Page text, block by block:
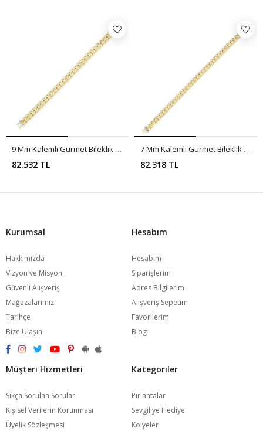
9 Mm Kalemli Gurmet Bileklik CA0060
82.532 TL
7 Mm Kalemli Gurmet Bileklik CA0059
82.318 TL
Kurumsal
Hakkımızda
Vizyon ve Misyon
Güvenli Alışveriş
Mağazalarımız
Tarihçe
Bize Ulaşın
Hesabım
Hesabım
Siparişlerim
Adres Bilgilerim
Alışveriş Sepetim
Favorilerim
Blog
Müşteri Hizmetleri
Sıkça Sorulan Sorular
Kişisel Verilerin Korunması
Üyelik Sözleşmesi
Kategoriler
Pırlantalar
Sevgiliye Hediye
Kolyeler